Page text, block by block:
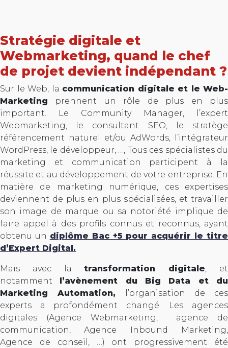
Stratégie digitale et
Webmarketing, quand le chef
de projet devient indépendant ?
Sur le Web, la communication digitale et le Web-
Marketing prennent un rôle de plus en plus
important. Le Community Manager, l’expert
Webmarketing, le consultant SEO, le stratège
référencement naturel et/ou AdWords, l’intégrateur
WordPress, le développeur, …, Tous ces spécialistes du
marketing et communication participent à la
réussite et au développement de votre entreprise. En
matière de marketing numérique, ces expertises
deviennent de plus en plus spécialisées, et travailler
son image de marque ou sa notoriété implique de
faire appel à des profils connus et reconnus, ayant
obtenu un diplôme Bac +5 pour acquérir le titre
d’Expert Digital.
Mais avec latransformation digitale, et
notamment l’avènement du Big Data et du
Marketing Automation, l’organisation de ces
experts a profondément changé. Les agences
digitales (Agence Webmarketing, agence de
communication, Agence Inbound Marketing,
Agence de conseil, …) ont progressivement été